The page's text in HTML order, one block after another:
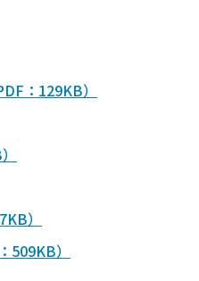
：129KB）
）
509KB）